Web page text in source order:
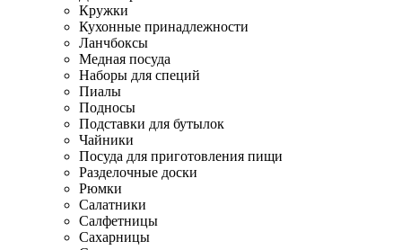
Кружки
Кухонные принадлежности
Ланчбоксы
Медная посуда
Наборы для специй
Пиалы
Подносы
Подставки для бутылок
Чайники
Посуда для приготовления пищи
Разделочные доски
Рюмки
Салатники
Салфетницы
Сахарницы